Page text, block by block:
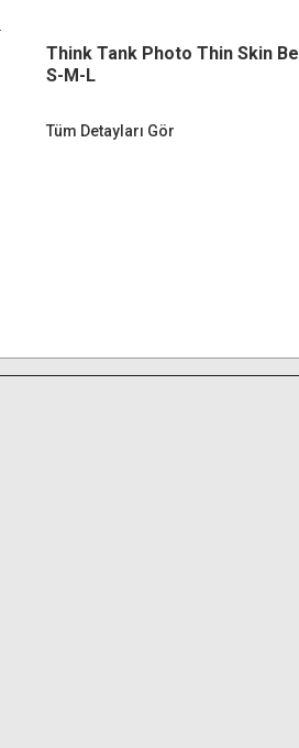
Think Tank Photo Thin Skin
S-M-L
Tüm Detayları Gör